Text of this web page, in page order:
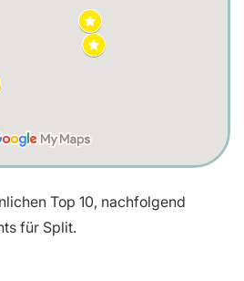
Top 10, nachfolgend
für Split.